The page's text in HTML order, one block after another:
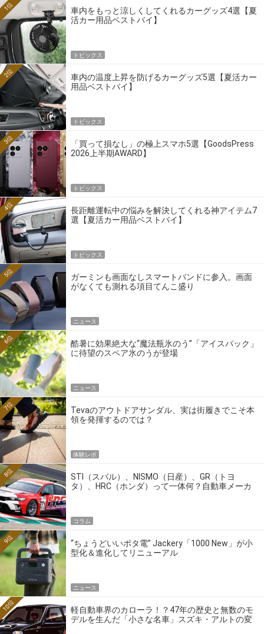
車内をもっと涼しくしてくれるカーグッズ4選【夏
活カー用品ベストバイ】
1位
トピックス
車内の温度上昇を防げるカーグッズ5選【夏活カー
用品ベストバイ】
2位
トピックス
「買って損なし」の極上スマホ5選【GoodsPress
2026上半期AWARD】
3位
トピックス
長距離運転中の悩みを解決してくれる神アイテム7
選【夏活カー用品ベストバイ】
4位
トピックス
ガーミンも画面なしスマートバンドに参入。画面
がなくても測れる項目てんこ盛り
5位
ニュース
酷暑に効果絶大な“魔法瓶氷のう”「アイスパック」
に待望のスペア氷のうが登場
6位
ニュース
Tevaのアウトドアサンダル、実は街履きでこそ本
領を発揮するのでは？
7位
体験レポ
STI（スバル）、NISMO（日産）、GR（トヨ
タ）、HRC（ホンダ）って一体何？自動車メーカ
8位
コラム
“ちょうどいいポタ電” Jackery「1000 New」が小
型化＆進化してリニューアル
9位
ニュース
軽自動車界のカローラ！？47年の歴史と無数のモ
デルを生んだ「小さな名車」スズキ・アルトの変
10位